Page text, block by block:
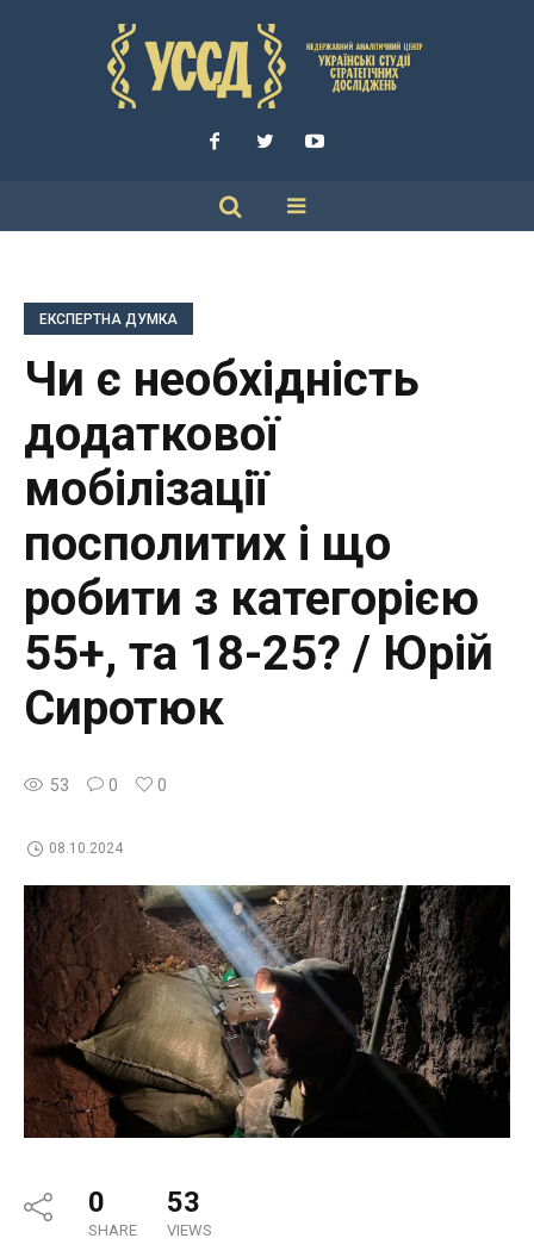
ЕКСПЕРТНА ДУМКА
Чи є необхідність
додаткової
мобілізації
посполитих і що
робити з категорією
55+, та 18-25? / Юрій
Сиротюк
53 0 0
08.10.2024
0
SHARE
53
VIEWS